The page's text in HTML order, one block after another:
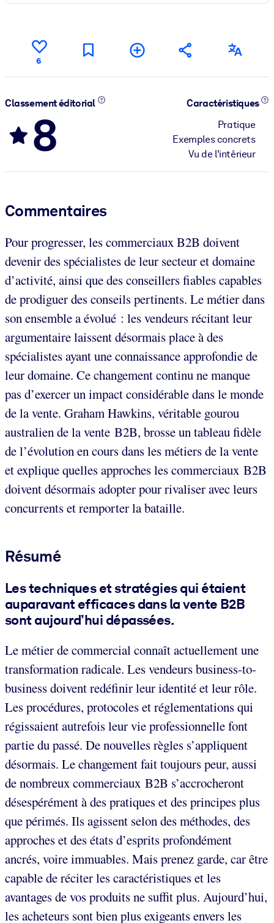
6
Classement éditorial
8
Caractéristiques
Pratique
Exemples concrets
Vu de l'intérieur
Commentaires
Pour progresser, les commerciaux B2B doivent
devenir des spécialistes de leur secteur et domaine
d’activité, ainsi que des conseillers fiables capables
de prodiguer des conseils pertinents. Le métier dans
son ensemble a évolué : les vendeurs récitant leur
argumentaire laissent désormais place à des
spécialistes ayant une connaissance approfondie de
leur domaine. Ce changement continu ne manque
pas d’exercer un impact considérable dans le monde
de la vente. Graham Hawkins, véritable gourou
australien de la vente B2B, brosse un tableau fidèle
de l’évolution en cours dans les métiers de la vente
et explique quelles approches les commerciaux B2B
doivent désormais adopter pour rivaliser avec leurs
concurrents et remporter la bataille.
Résumé
Les techniques et stratégies qui étaient
auparavant efficaces dans la vente B2B
sont aujourd’hui dépassées.
Le métier de commercial connaît actuellement une
transformation radicale. Les vendeurs business-to-
business doivent redéfinir leur identité et leur rôle.
Les procédures, protocoles et réglementations qui
régissaient autrefois leur vie professionnelle font
partie du passé. De nouvelles règles s’appliquent
désormais. Le changement fait toujours peur, aussi
de nombreux commerciaux B2B s’accrocheront
désespérément à des pratiques et des principes plus
que périmés. Ils agissent selon des méthodes, des
approches et des états d’esprits profondément
ancrés, voire immuables. Mais prenez garde, car être
capable de réciter les caractéristiques et les
avantages de vos produits ne suffit plus. Aujourd’hui,
les acheteurs sont bien plus exigeants envers les